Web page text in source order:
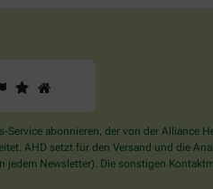
1 2
abonnieren, der von der
AHD setzt für den Versand und die
Newsletter). Die sonstigen